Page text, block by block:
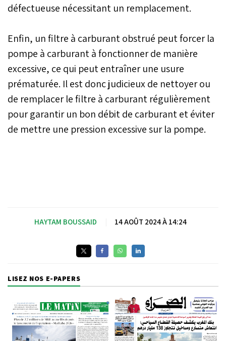
défectueuse nécessitant un remplacement.
Enfin, un filtre à carburant obstrué peut forcer la
pompe à carburant à fonctionner de manière
excessive, ce qui peut entraîner une usure
prématurée. Il est donc judicieux de nettoyer ou
de remplacer le filtre à carburant régulièrement
pour garantir un bon débit de carburant et éviter
de mettre une pression excessive sur la pompe.
HAYTAM BOUSSAID 14 AOÛT 2024 À 14:24
LISEZ NOS E-PAPERS